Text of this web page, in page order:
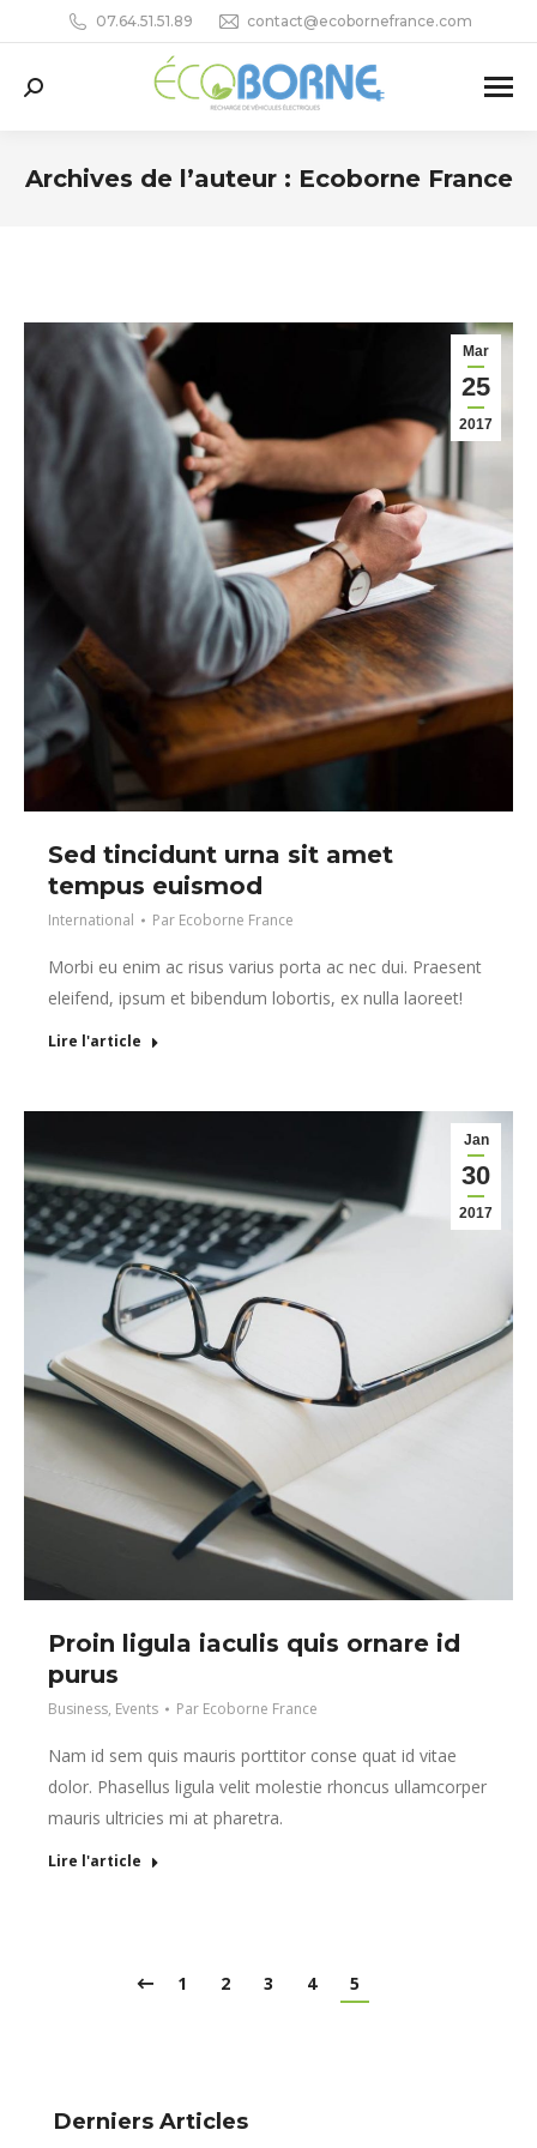
07.64.51.51.89 contact@ecobornefrance.com
Recherche
Archives de l’auteur : Ecoborne France
Mar
25
2017
Sed tincidunt urna sit amet
tempus euismod
International Par Ecoborne France
Morbi eu enim ac risus varius porta ac nec dui. Praesent
eleifend, ipsum et bibendum lobortis, ex nulla laoreet!
Lire l'article
Jan
30
2017
Proin ligula iaculis quis ornare id
purus
Business, Events Par Ecoborne France
Nam id sem quis mauris porttitor conse quat id vitae
dolor. Phasellus ligula velit molestie rhoncus ullamcorper
mauris ultricies mi at pharetra.
Lire l'article
1 2 3 4 5
Derniers Articles